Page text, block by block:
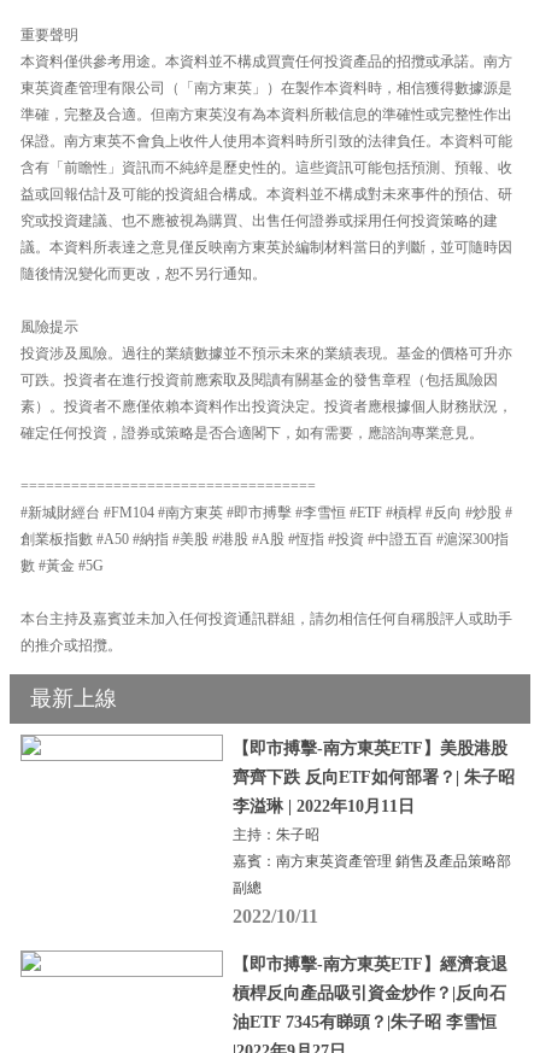
重要聲明
本資料僅供參考用途。本資料並不構成買賣任何投資產品的招攬或承諾。南方
東英資產管理有限公司（「南方東英」）在製作本資料時，相信獲得數據源是
準確，完整及合適。但南方東英沒有為本資料所載信息的準確性或完整性作出
保證。南方東英不會負上收件人使用本資料時所引致的法律負任。本資料可能
含有「前瞻性」資訊而不純綷是歷史性的。這些資訊可能包括預測、預報、收
益或回報估計及可能的投資組合構成。本資料並不構成對未來事件的預估、研
究或投資建議、也不應被視為購買、出售任何證券或採用任何投資策略的建
議。本資料所表達之意見僅反映南方東英於編制材料當日的判斷，並可隨時因
隨後情況變化而更改，恕不另行通知。
風險提示
投資涉及風險。過往的業績數據並不預示未來的業績表現。基金的價格可升亦
可跌。投資者在進行投資前應索取及閱讀有關基金的發售章程（包括風險因
素）。投資者不應僅依賴本資料作出投資決定。投資者應根據個人財務狀況，
確定任何投資，證券或策略是否合適閣下，如有需要，應諮詢專業意見。
===================================
#新城財經台 #FM104 #南方東英 #即市搏擊 #李雪恒 #ETF #槓桿 #反向 #炒股 #
創業板指數 #A50 #納指 #美股 #港股 #A股 #恆指 #投資 #中證五百 #滬深300指
數 #黃金 #5G
本台主持及嘉賓並未加入任何投資通訊群組，請勿相信任何自稱股評人或助手
的推介或招攬。
最新上線
【即市搏擊-南方東英ETF】美股港股
齊齊下跌 反向ETF如何部署？| 朱子昭
李溢琳 | 2022年10月11日
主持：朱子昭
嘉賓：南方東英資產管理 銷售及產品策略部
副總
2022/10/11
【即市搏擊-南方東英ETF】經濟衰退
槓桿反向產品吸引資金炒作？|反向石
油ETF 7345有睇頭？|朱子昭 李雪恒